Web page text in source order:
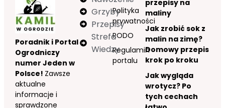
Poradnik i Portal
Ogrodniczy
numer Jeden w
Polsce! Zawsze
aktualne
informacje i
sprawdzone
Polityka
prywatności
RODO
Regulamin
portalu
Grzyby
Przepisy
Strefa
Wiedzy
przepisy na
maliny
Jak zrobić sok z
malin na zimę?
Domowy przepis
krok po kroku
Jak wygląda
wrotycz? Po
tych cechach